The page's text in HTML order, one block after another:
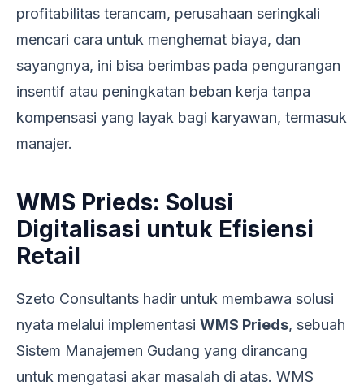
profitabilitas terancam, perusahaan seringkali
mencari cara untuk menghemat biaya, dan
sayangnya, ini bisa berimbas pada pengurangan
insentif atau peningkatan beban kerja tanpa
kompensasi yang layak bagi karyawan, termasuk
manajer.
WMS Prieds: Solusi
Digitalisasi untuk Efisiensi
Retail
Szeto Consultants hadir untuk membawa solusi
nyata melalui implementasi WMS Prieds, sebuah
Sistem Manajemen Gudang yang dirancang
untuk mengatasi akar masalah di atas. WMS